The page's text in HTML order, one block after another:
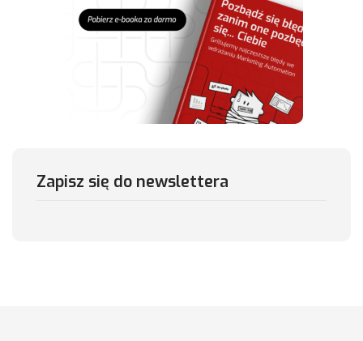
Zapisz się do newslettera